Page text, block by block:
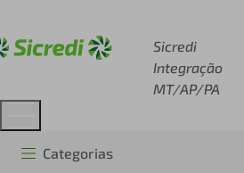
Sicredi
Integração
MT/AP/PA
Categorias